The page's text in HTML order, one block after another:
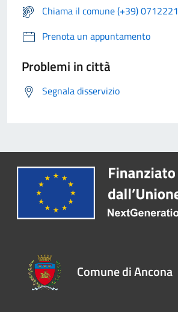
Chiama il comune (+39) 0712221
Prenota un appuntamento
Problemi in città
Segnala disservizio
Comune di Ancona